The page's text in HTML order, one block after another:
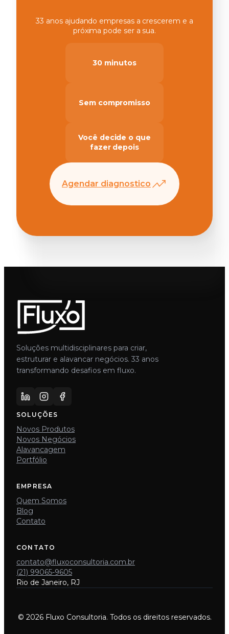
33 anos ajudando empresas a crescerem e a
próxima pode ser a sua.
30 minutos
Sem compromisso
Você decide o que
fazer depois
Agendar diagnostico
Soluções multidisciplinares para criar,
estruturar e alavancar negócios. 33 anos
transformando desafios em fluxo.
SOLUÇÕES
Novos Produtos
Novos Negócios
Alavancagem
Portfólio
EMPRESA
Quem Somos
Blog
Contato
CONTATO
contato@fluxoconsultoria.com.br
(21) 99065-9605
Rio de Janeiro, RJ
© 2026 Fluxo Consultoria. Todos os direitos reservados.